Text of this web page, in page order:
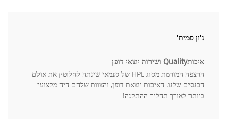
ג'ון סמית'
איכותQuality ושירות יוצאי דופן
הרצפה המורמת מסוג HPL של סנמאי שינתה לחלוטין את אולם
הכנסים שלנו. האיכות יוצאת דופן, והצוות שלהם היה מקצועי
ביותר לאורך תהליך ההתקנה!